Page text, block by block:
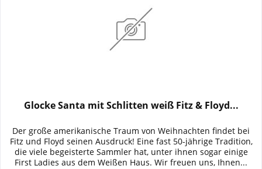
Glocke Santa mit Schlitten weiß Fitz & Floyd...
Der große amerikanische Traum von Weihnachten findet bei
Fitz und Floyd seinen Ausdruck! Eine fast 50-jährige Tradition,
die viele begeisterte Sammler hat, unter ihnen sogar einige
First Ladies aus dem Weißen Haus. Wir freuen uns, Ihnen...